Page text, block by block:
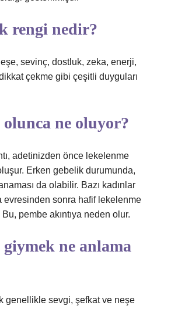
rengi nedir?
sevinç, dostluk, zeka, enerji,
çekme gibi çeşitli duyguları
olunca ne oluyor?
adetinizden önce lekelenme
Erken gebelik durumunda,
da olabilir. Bazı kadınlar
evresinden sonra hafif lekelenme
pembe akıntıya neden olur.
giymek ne anlama
genellikle sevgi, şefkat ve neşe